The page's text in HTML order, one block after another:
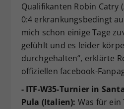
Qualifikanten Robin Catry
0:4 erkrankungsbedingt
mich schon einige Tage
gefühlt und es leider
durchgehalten“, erklärte
offiziellen facebook-
- ITF-W35-Turnier in
Pula (Italien): Was für